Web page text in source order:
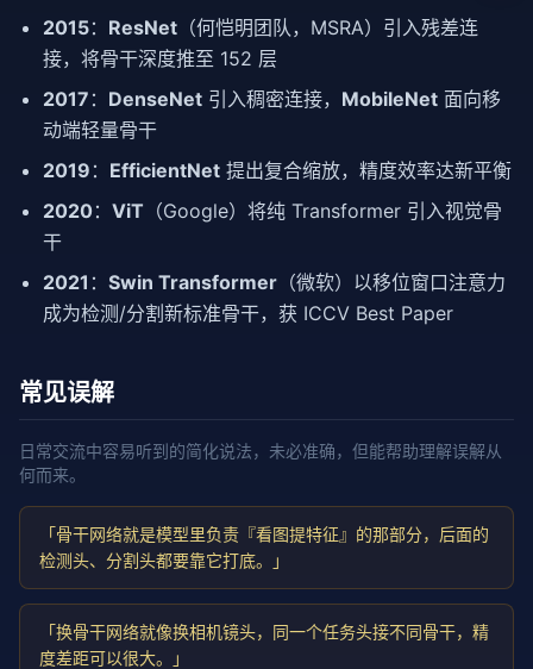
2015： ResNet （何恺明团队，MSRA）引入残差连
接，将骨干深度推至 152 层
2017 ： DenseNet 引入稠密连接， MobileNet 面向移
动端轻量骨干
2019 ： EfficientNet 提出复合缩放，精度效率达新平衡
2020： ViT （Google）将纯 Transformer 引入视觉骨
干
2021 ： Swin Transformer （微软）以移位窗口注意力
成为检测/分割新标准骨干，获 ICCV Best Paper
常见误解
日常交流中容易听到的简化说法，未必准确，但能帮助理解误解从
何而来。
「骨干网络就是模型里负责『看图提特征』的那部分，后面的
检测头、分割头都要靠它打底。」
「换骨干网络就像换相机镜头，同一个任务头接不同骨干，精
度差距可以很大。」